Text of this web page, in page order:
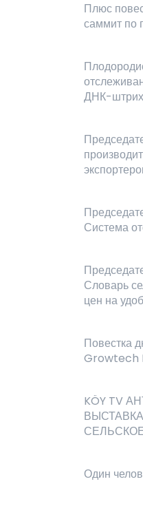
Плюс
саммит по
ДНК-
Система
Словарь
цен на
Повестка
Growtech
KÖY TV
Один